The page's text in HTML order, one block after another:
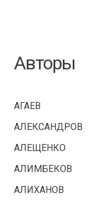
Авторы
АГАЕВ
АЛЕКСАНДРОВ
АЛЕЩЕНКО
АЛИМБЕКОВ
АЛИХАНОВ